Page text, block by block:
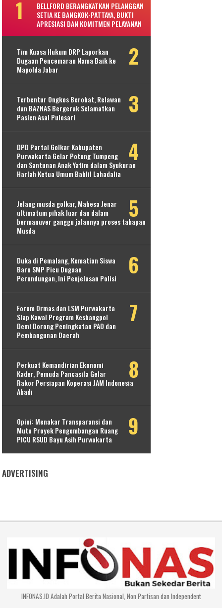
BELLFORD BERANGKATKAN PELANGGAN
SETIA KE BANGKOK-PATTAYA, BUKTI
APRESIASI DAN KOMITMEN PELAYANAN
Tim Kuasa Hukum DRP Laporkan
Dugaan Pencemaran Nama Baik ke
Mapolda Jabar
Terbentur Ongkos Berobat, Relawan
dan BAZNAS Bergerak Selamatkan
Pasien Asal Pulosari
DPD Partai Golkar Kabupaten
Purwakarta Gelar Potong Tumpeng
dan Santunan Anak Yatim dalam Syukuran
Harlah Ketua Umum Bahlil Lahadalia
Jelang musda golkar, Mahesa Jenar
ultimatum pihak luar dan dalam
bermanuver ganggu jalannya proses tahapan
Musda
Duka di Pemalang, Kematian Siswa
Baru SMP Picu Dugaan
Perundungan, Ini Penjelasan Polisi
Forum Ormas dan LSM Purwakarta
Siap Kawal Program Kesbangpol
Demi Dorong Peningkatan PAD dan
Pembangunan Daerah
Perkuat Kemandirian Ekonomi
Kader, Pemuda Pancasila Gelar
Rakor Persiapan Koperasi JAM Indonesia
Abadi
Opini: Menakar Transparansi dan
Mutu Proyek Pengembangan Ruang
PICU RSUD Bayu Asih Purwakarta
ADVERTISING
INFONAS.ID Adalah Portal Berita Nasional, Non Partisan dan Independent